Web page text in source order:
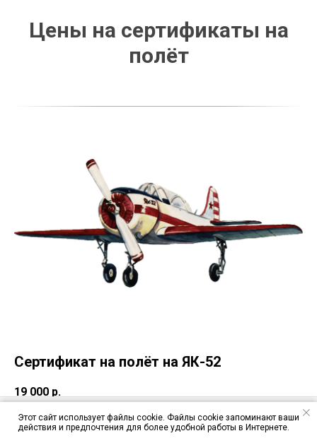
ЦЕНЫ ЯК-52 CESSNA 172S ПАРАПЛАН ПРЫЖКИ С ПАРАШЮТОМ
Цены на сертификаты на
полёт
Сертификат на полёт на ЯК-52
19 000 р.
Выберите продолжительность полета
Этот сайт использует файлы cookie. Файлы cookie запоминают ваши
действия и предпочтения для более удобной работы в Интернете.